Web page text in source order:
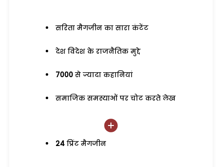
सरिता मैगजीन का सारा कंटेंट
देश विदेश के राजनैतिक मुद्दे
7000 से ज्यादा कहानियां
समाजिक समस्याओं पर चोट करते लेख
24 प्रिंट मैगजीन